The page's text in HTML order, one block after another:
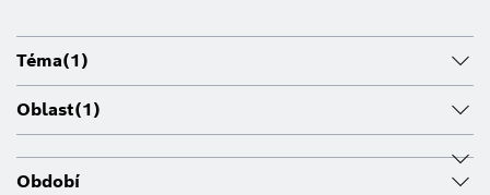
Téma(1)
Oblast(1)
Období